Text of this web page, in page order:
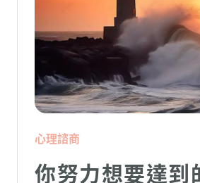
心理諮商
你努力想要達到